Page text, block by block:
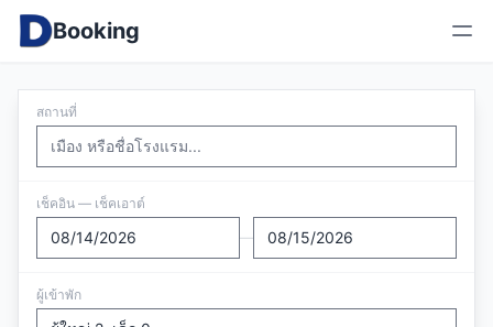
Booking
สถานที่
เช็คอิน — เช็คเอาต์
—
ผู้เข้าพัก